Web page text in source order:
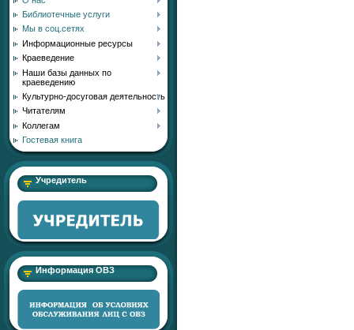
Библиотечные услуги
Мы в соц.сетях
Информационные ресурсы
Краеведение
Наши базы данных по
краеведению
Культурно-досуговая деятельность
Читателям
Коллегам
Гостевая книга
Учредитель
Информация ОВЗ